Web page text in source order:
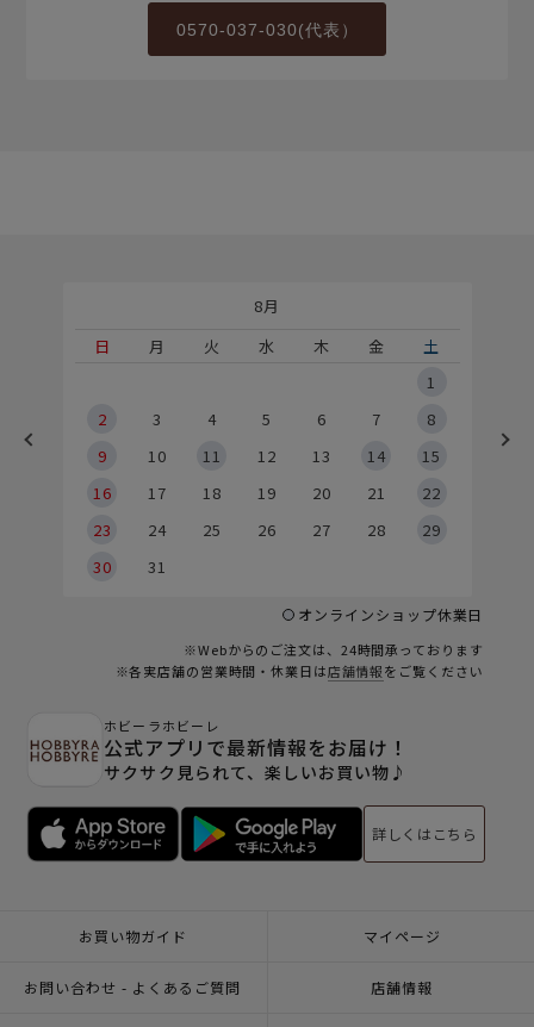
0570-037-030(代表）
8月
日
月 火 水 木 金
土
1
2
3 4 5 6 7
8
9
10 11 12 13 14
15
16
17 18 19 20 21
22
23
24 25 26 27 28
29
30
31
オンラインショップ休業日
※Webからのご注文は、24時間承っております
※各実店舗の営業時間・休業日は店舗情報をご覧ください
ホビーラホビーレ
公式アプリで最新情報をお届け！
サクサク見られて、楽しいお買い物♪
詳しくはこちら
お買い物ガイド マイページ
お問い合わせ - よくあるご質問 店舗情報